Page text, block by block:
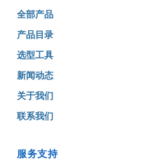
全部产品
产品目录
选型工具
新闻动态
关于我们
联系我们
服务支持